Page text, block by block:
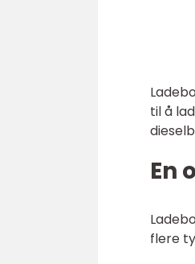
til å
En
flere